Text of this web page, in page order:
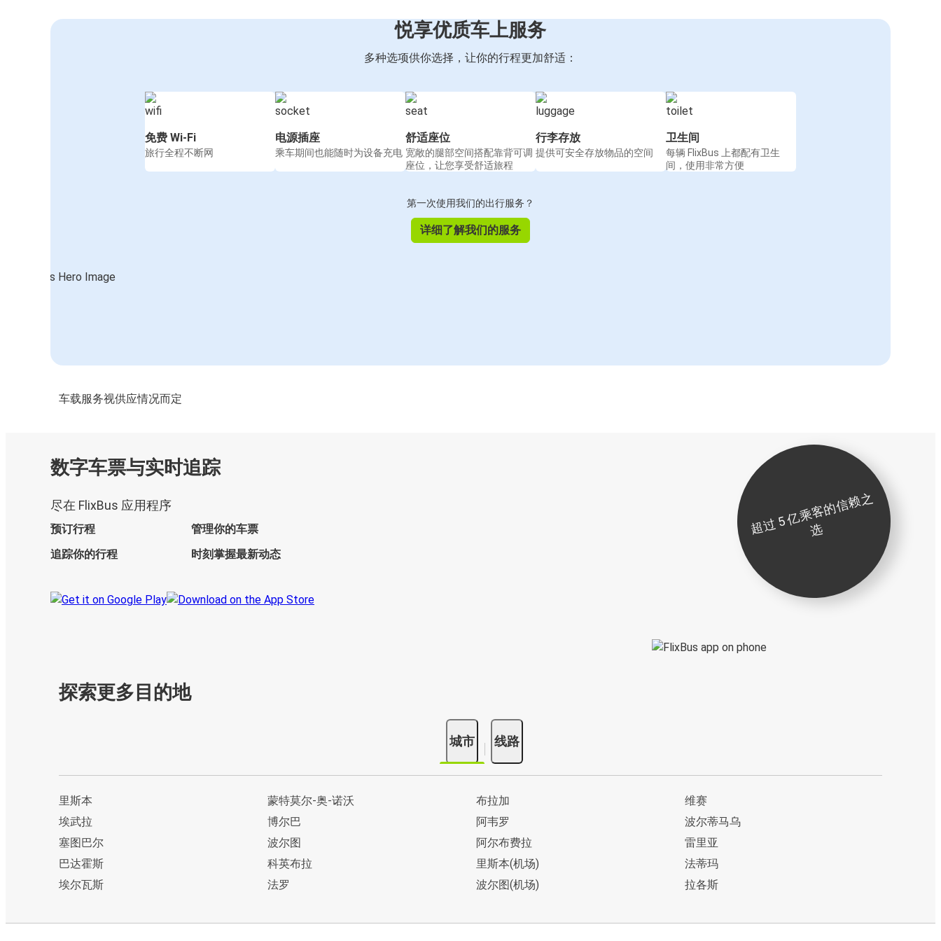
悦享优质车上服务
多种选项供你选择，让你的行程更加舒适：
免费 Wi-Fi
旅行全程不断网
电源插座
乘车期间也能随时为设备充电
舒适座位
宽敞的腿部空间搭配靠背可调
座位，让您享受舒适旅程
行李存放
提供可安全存放物品的空间
卫生间
每辆 FlixBus 上都配有卫生
间，使用非常方便
第一次使用我们的出行服务？
详细了解我们的服务
车载服务视供应情况而定
数字车票与实时追踪
尽在 FlixBus 应用程序
预订行程
管理你的车票
追踪你的行程
时刻掌握最新动态
超
过
5
亿
乘
客
的
信
赖
之
选
探索更多目的地
城市 线路
里斯本
埃武拉
塞图巴尔
巴达霍斯
埃尔瓦斯
蒙特莫尔-奥-诺沃
博尔巴
波尔图
科英布拉
法罗
布拉加
阿韦罗
阿尔布费拉
里斯本(机场)
波尔图(机场)
维赛
波尔蒂马乌
雷里亚
法蒂玛
拉各斯